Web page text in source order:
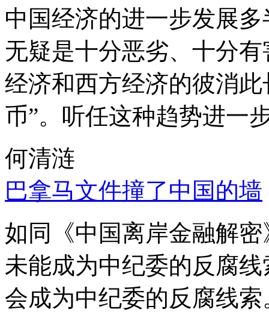
中国经济的进一步发展
无疑是十分恶劣、十分
经济和西方经济的彼消
币”。听任这种趋势进一
何清涟
巴拿马文件撞了中国的墙
如同《中国离岸金融解
未能成为中纪委的反腐
会成为中纪委的反腐线